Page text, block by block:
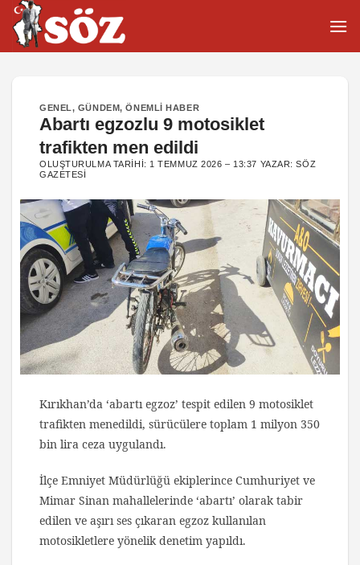
İçeriğe
atla
GENEL, GÜNDEM,ÖNEMLI HABER
Abartı egzozlu 9 motosiklet
trafikten men edildi
OLUŞTURULMA TARIHI: 1 TEMMUZ 2026 – 13:37 YAZAR:SÖZ
GAZETESI
Kırıkhan’da ‘abartı egzoz’ tespit edilen 9 motosiklet
trafikten menedildi, sürücülere toplam 1 milyon 350
bin lira ceza uygulandı.
İlçe Emniyet Müdürlüğü ekiplerince Cumhuriyet ve
Mimar Sinan mahallelerinde ‘abartı’ olarak tabir
edilen ve aşırı ses çıkaran egzoz kullanılan
motosikletlere yönelik denetim yapıldı.